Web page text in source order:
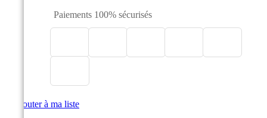
Paiements 100% sécurisés
Ajouter à ma liste